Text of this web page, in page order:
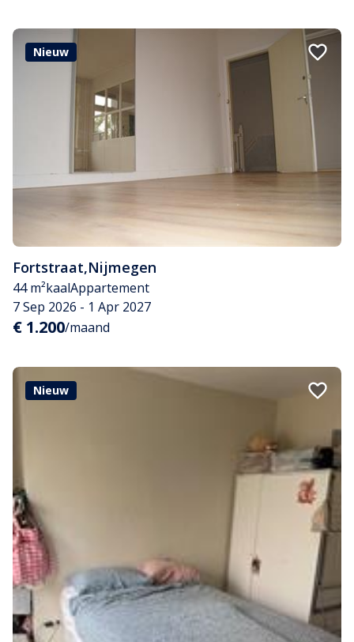
Nieuw
Fortstraat,Nijmegen
44 m²kaalAppartement
7 Sep 2026 - 1 Apr 2027
€ 1.200/maand
Nieuw